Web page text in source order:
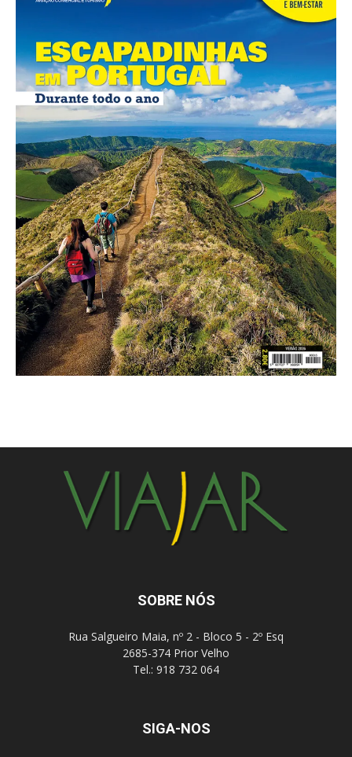
SOBRE NÓS
Rua Salgueiro Maia, nº 2 - Bloco 5 - 2º Esq
2685-374 Prior Velho
Tel.: 918 732 064
SIGA-NOS